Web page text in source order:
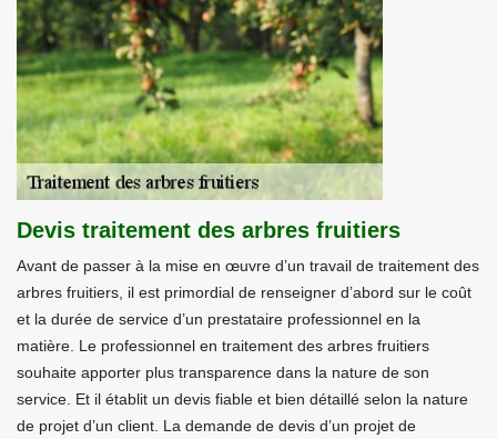
Devis traitement des arbres fruitiers
Avant de passer à la mise en œuvre d’un travail de traitement des
arbres fruitiers, il est primordial de renseigner d’abord sur le coût
et la durée de service d’un prestataire professionnel en la
matière. Le professionnel en traitement des arbres fruitiers
souhaite apporter plus transparence dans la nature de son
service. Et il établit un devis fiable et bien détaillé selon la nature
de projet d’un client. La demande de devis d’un projet de